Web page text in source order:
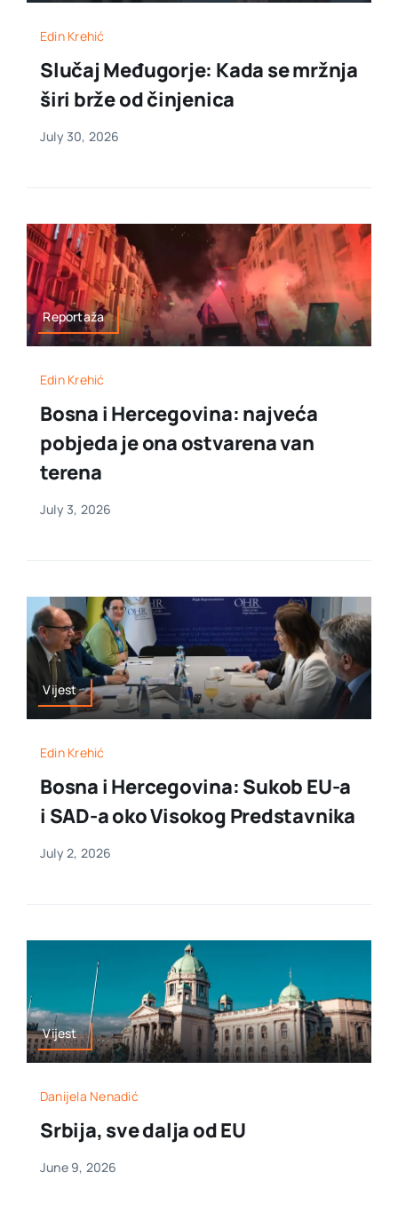
Edin Krehić
Slučaj Međugorje: Kada se mržnja
širi brže od činjenica
July 30, 2026
Reportaža
Edin Krehić
Bosna i Hercegovina: najveća
pobjeda je ona ostvarena van
terena
July 3, 2026
Vijest
Edin Krehić
Bosna i Hercegovina: Sukob EU-a
i SAD-a oko Visokog Predstavnika
July 2, 2026
Vijest
Danijela Nenadić
Srbija, sve dalja od EU
June 9, 2026